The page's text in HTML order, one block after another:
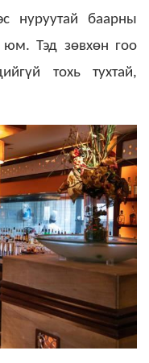
нуруутай баарны
Тэд зөвхөн гоо
тохь тухтай,